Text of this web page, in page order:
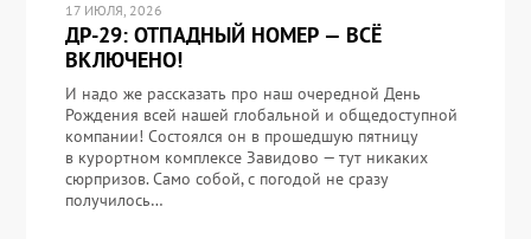
17 ИЮЛЯ, 2026
ДР-29: ОТПАДНЫЙ НОМЕР — ВСЁ
ВКЛЮЧЕНО!
И надо же рассказать про наш очередной День
Рождения всей нашей глобальной и общедоступной
компании! Состоялся он в прошедшую пятницу
в курортном комплексе Завидово — тут никаких
сюрпризов. Само собой, с погодой не сразу
получилось…